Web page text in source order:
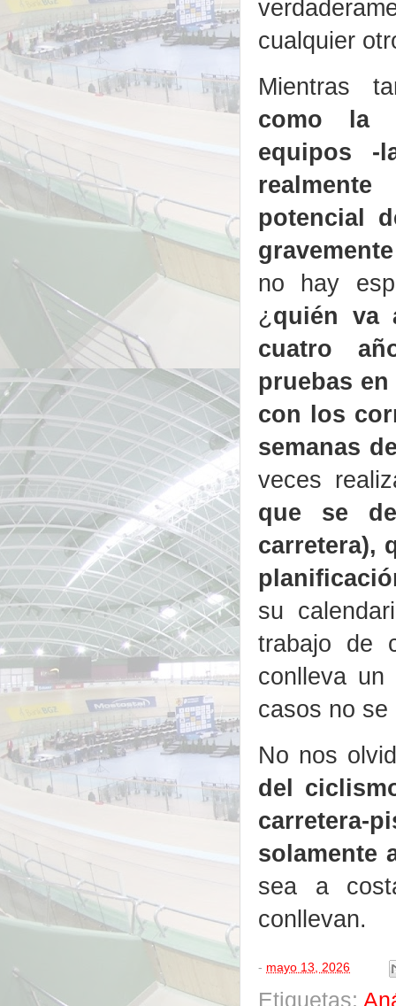
cualquier
Mientras
como la
equipos -
potencial
no hay
¿quién va
cuatro
pruebas
con los
semanas
veces
que se
carretera),
su
trabajo de
conlleva un
casos no se
No nos
del
solamente
sea a
conllevan.
- mayo 13, 2026
Etiquetas: